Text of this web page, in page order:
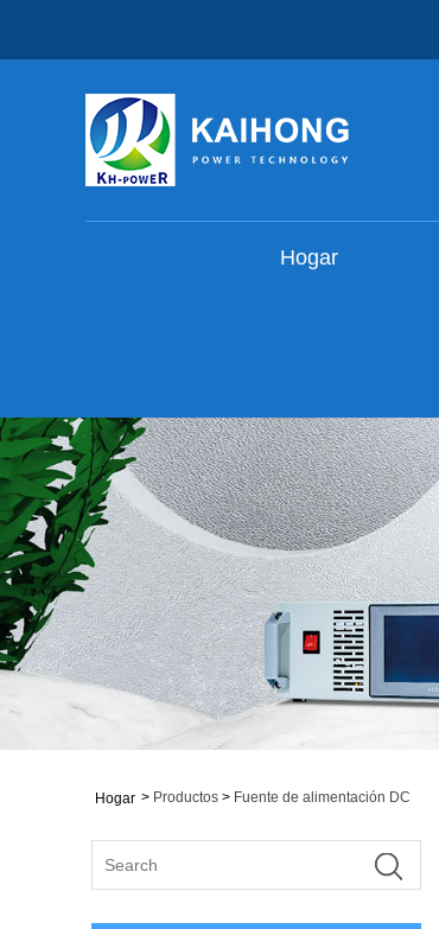
Hogar
Hogar > Productos > Fuente de alimentación DC